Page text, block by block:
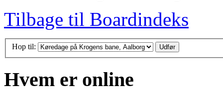
Tilbage til Boardindeks
Hop til:
Hvem er online